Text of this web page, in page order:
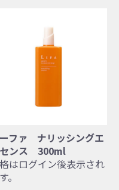
ファ ナリッシングエ
ンス 300ml
はログイン後表示され
。